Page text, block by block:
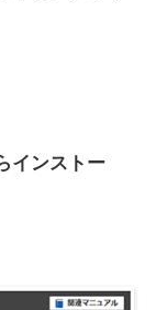
インストー